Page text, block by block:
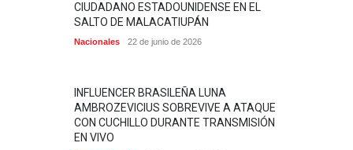
CIUDADANO ESTADOUNIDENSE EN EL
SALTO DE MALACATIUPÁN
Nacionales 22 de junio de 2026
INFLUENCER BRASILEÑA LUNA
AMBROZEVICIUS SOBREVIVE A ATAQUE
CON CUCHILLO DURANTE TRANSMISIÓN
EN VIVO